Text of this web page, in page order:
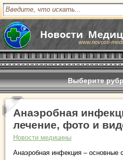
www.novosti-
Выберите
Анаэробная
лечение, фото и
Новости медицины
Анаэробная инфекция – основные